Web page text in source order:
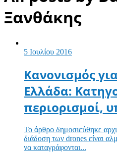
Ξανθάκης
5 Ιουλίου 2016
Κανονισμός
Ελλάδα:
περιορισμοί,
Το άρθρο δημοσιεύθηκε
διάδοση των drones είναι
να καταγράφονται...